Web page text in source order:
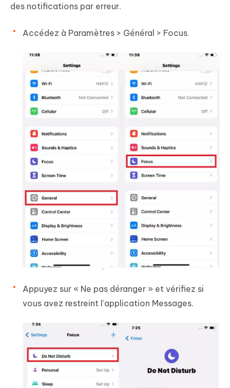
des notifications par erreur.
Accédez à Paramètres > Général > Focus.
Appuyez sur « Ne pas déranger » et vérifiez si
vous avez restreint l'application Messages.